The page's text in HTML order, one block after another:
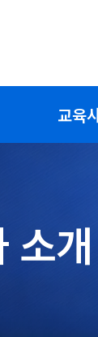
교육
소개